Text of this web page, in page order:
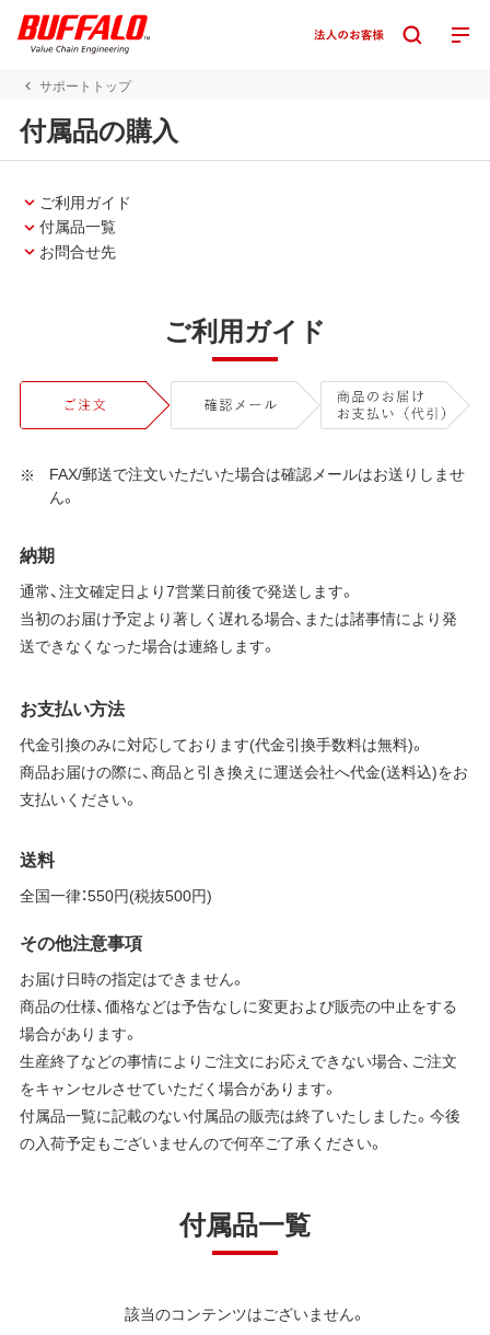
サポートトップ
付属品の購入
ご利用ガイド
付属品一覧
お問合せ先
ご利用ガイド
FAX/郵送で注文いただいた場合は確認メールはお送りしませ
ん。
納期
通常、注文確定日より7営業日前後で発送します。
当初のお届け予定より著しく遅れる場合、または諸事情により発
送できなくなった場合は連絡します。
お支払い方法
代金引換のみに対応しております(代金引換手数料は無料)。
商品お届けの際に、商品と引き換えに運送会社へ代金(送料込)をお
支払いください。
送料
全国一律：550円(税抜500円)
その他注意事項
お届け日時の指定はできません。
商品の仕様、価格などは予告なしに変更および販売の中止をする
場合があります。
生産終了などの事情によりご注文にお応えできない場合、ご注文
をキャンセルさせていただく場合があります。
付属品一覧に記載のない付属品の販売は終了いたしました。今後
の入荷予定もございませんので何卒ご了承ください。
付属品一覧
該当のコンテンツはございません。